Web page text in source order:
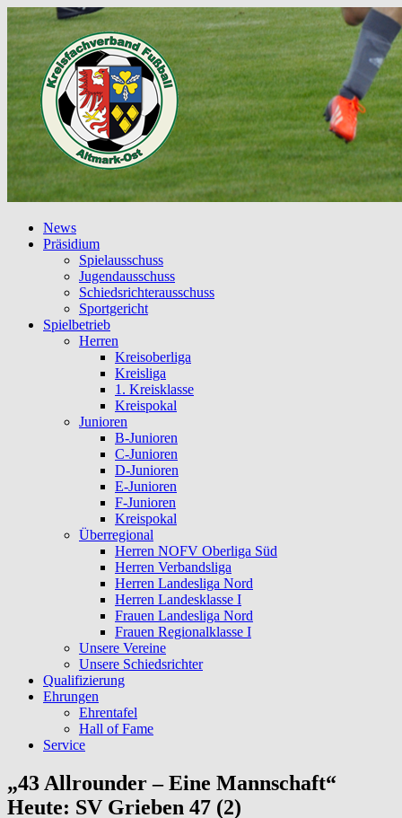
News
Präsidium
Spielausschuss
Jugendausschuss
Schiedsrichterausschuss
Sportgericht
Spielbetrieb
Herren
Kreisoberliga
Kreisliga
1. Kreisklasse
Kreispokal
Junioren
B-Junioren
C-Junioren
D-Junioren
E-Junioren
F-Junioren
Kreispokal
Überregional
Herren NOFV Oberliga Süd
Herren Verbandsliga
Herren Landesliga Nord
Herren Landesklasse I
Frauen Landesliga Nord
Frauen Regionalklasse I
Unsere Vereine
Unsere Schiedsrichter
Qualifizierung
Ehrungen
Ehrentafel
Hall of Fame
Service
„43 Allrounder – Eine Mannschaft“
Heute: SV Grieben 47 (2)